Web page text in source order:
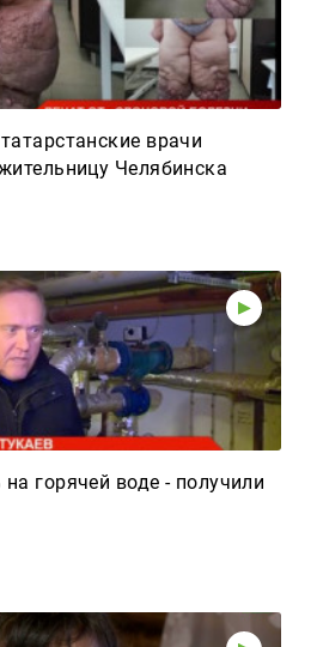
врачи
Челябинска
горячей воде - получили